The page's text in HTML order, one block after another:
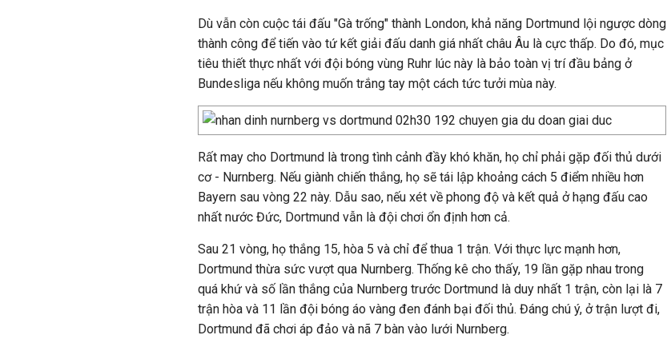
Dù vẫn còn cuộc tái đấu "Gà trống" thành London, khả năng Dortmund lội ngược dòng
thành công để tiến vào tứ kết giải đấu danh giá nhất châu Âu là cực thấp. Do đó, mục
tiêu thiết thực nhất với đội bóng vùng Ruhr lúc này là bảo toàn vị trí đầu bảng ở
Bundesliga nếu không muốn trắng tay một cách tức tưởi mùa này.
Rất may cho Dortmund là trong tình cảnh đầy khó khăn, họ chỉ phải gặp đối thủ dưới
cơ - Nurnberg. Nếu giành chiến thắng, họ sẽ tái lập khoảng cách 5 điểm nhiều hơn
Bayern sau vòng 22 này. Dẫu sao, nếu xét về phong độ và kết quả ở hạng đấu cao
nhất nước Đức, Dortmund vẫn là đội chơi ổn định hơn cả.
Sau 21 vòng, họ thắng 15, hòa 5 và chỉ để thua 1 trận. Với thực lực mạnh hơn,
Dortmund thừa sức vượt qua Nurnberg. Thống kê cho thấy, 19 lần gặp nhau trong
quá khứ và số lần thắng của Nurnberg trước Dortmund là duy nhất 1 trận, còn lại là 7
trận hòa và 11 lần đội bóng áo vàng đen đánh bại đối thủ. Đáng chú ý, ở trận lượt đi,
Dortmund đã chơi áp đảo và nã 7 bàn vào lưới Nurnberg.